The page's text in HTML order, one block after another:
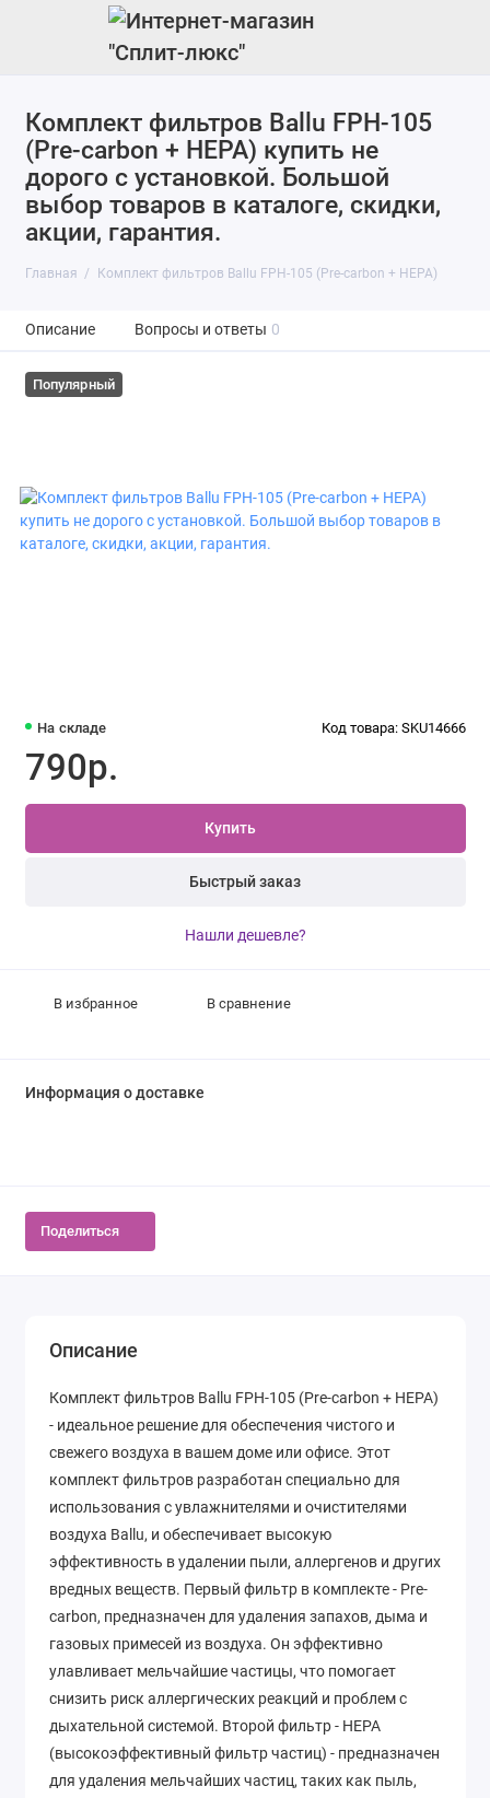
Комплект фильтров Ballu FРH-105
(Pre-carbon + HEPA) купить не
дорого с установкой. Большой
выбор товаров в каталоге, скидки,
акции, гарантия.
Главная Комплект фильтров Ballu FРH-105 (Pre-carbon + HEPA)
Описание Вопросы и ответы 0
Популярный
На складе Код товара: SKU14666
790р.
Купить
Быстрый заказ
Нашли дешевле?
В избранное В сравнение
Информация о доставке
Поделиться
Описание
Комплект фильтров Ballu FРH-105 (Pre-carbon + HEPA)
- идеальное решение для обеспечения чистого и
свежего воздуха в вашем доме или офисе. Этот
комплект фильтров разработан специально для
использования с увлажнителями и очистителями
воздуха Ballu, и обеспечивает высокую
эффективность в удалении пыли, аллергенов и других
вредных веществ. Первый фильтр в комплекте - Pre-
carbon, предназначен для удаления запахов, дыма и
газовых примесей из воздуха. Он эффективно
улавливает мельчайшие частицы, что помогает
снизить риск аллергических реакций и проблем с
дыхательной системой. Второй фильтр - HEPA
(высокоэффективный фильтр частиц) - предназначен
для удаления мельчайших частиц, таких как пыль,